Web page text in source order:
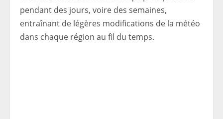
pendant des jours, voire des semaines,
entraînant de légères modifications de la météo
dans chaque région au fil du temps.